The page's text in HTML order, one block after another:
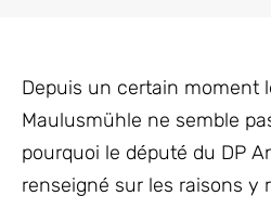
Depuis un certain moment
Maulusmühle ne semble
pourquoi le député du DP
renseigné sur les raisons y